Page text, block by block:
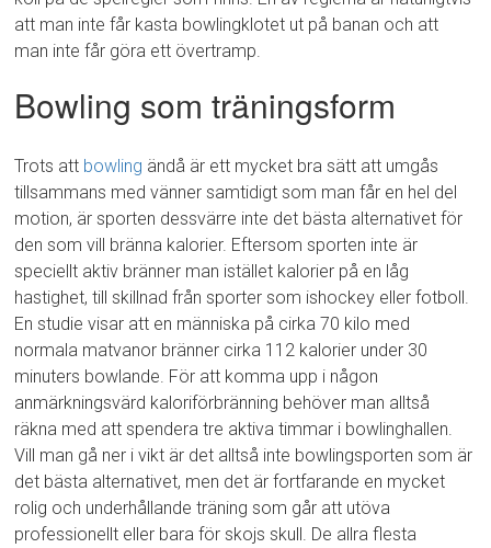
att man inte får kasta bowlingklotet ut på banan och att
man inte får göra ett övertramp.
Bowling som träningsform
Trots att bowling ändå är ett mycket bra sätt att umgås
tillsammans med vänner samtidigt som man får en hel del
motion, är sporten dessvärre inte det bästa alternativet för
den som vill bränna kalorier. Eftersom sporten inte är
speciellt aktiv bränner man istället kalorier på en låg
hastighet, till skillnad från sporter som ishockey eller fotboll.
En studie visar att en människa på cirka 70 kilo med
normala matvanor bränner cirka 112 kalorier under 30
minuters bowlande. För att komma upp i någon
anmärkningsvärd kaloriförbränning behöver man alltså
räkna med att spendera tre aktiva timmar i bowlinghallen.
Vill man gå ner i vikt är det alltså inte bowlingsporten som är
det bästa alternativet, men det är fortfarande en mycket
rolig och underhållande träning som går att utöva
professionellt eller bara för skojs skull. De allra flesta